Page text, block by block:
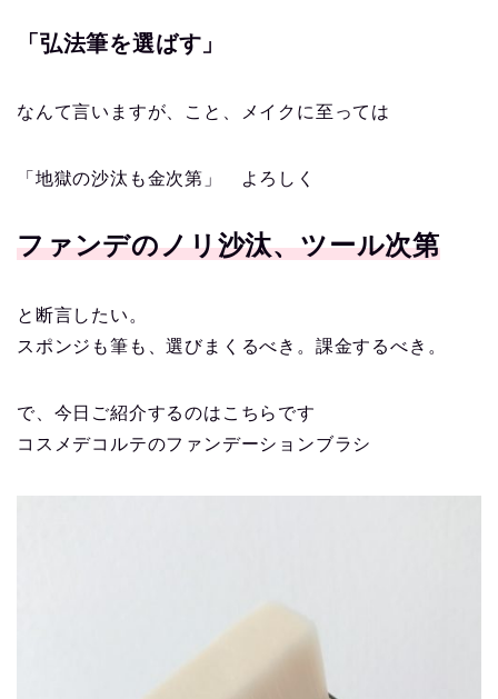
「弘法筆を選ばす」
なんて言いますが、こと、メイクに至っては
「地獄の沙汰も金次第」 よろしく
ファンデのノリ沙汰、ツール次第
と断言したい。
スポンジも筆も、選びまくるべき。課金するべき。
で、今日ご紹介するのはこちらです
コスメデコルテのファンデーションブラシ